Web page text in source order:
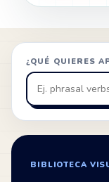
¿QUÉ QUIERES
Buscar
en
ZonaIngles
BIBLIOTECA